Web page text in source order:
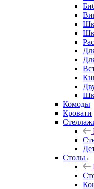
Комоды
Кровати
Столы